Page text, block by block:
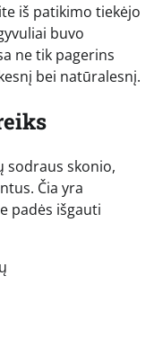
iš patikimo tiekėjo
buvo
ne tik pagerins
bei natūralesnį.
sodraus skonio,
Čia yra
padės išgauti